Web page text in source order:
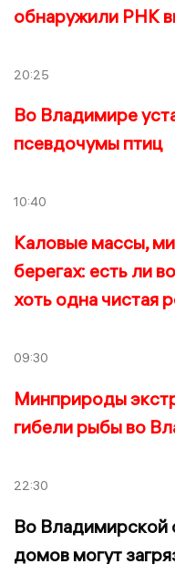
обнаружили РНК
20:25
Во Владимире
псевдочумы птиц
10:40
Каловые массы,
берегах: есть ли
хоть одна чистая
09:30
Минприроды
гибели рыбы во
22:30
Во Владимирской
домов могут